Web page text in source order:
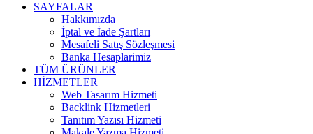
SAYFALAR
Hakkımızda
İptal ve İade Şartları
Mesafeli Satış Sözleşmesi
Banka Hesaplarimiz
TÜM ÜRÜNLER
HİZMETLER
Web Tasarım Hizmeti
Backlink Hizmetleri
Tanıtım Yazısı Hizmeti